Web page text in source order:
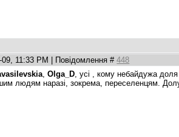
09, 11:33 PM | Повідомлення #448
,Olga_D , усі , кому небайдужа
людям наразі, зокрема, переселенцям.